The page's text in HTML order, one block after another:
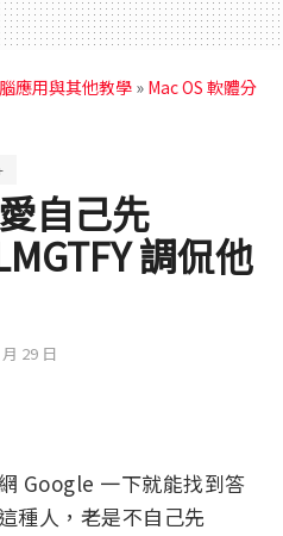
應用與其他教學 » Mac OS 軟體分
自己先
調侃他
29 日
Google 一下就能找到答
種人，老是不自己先